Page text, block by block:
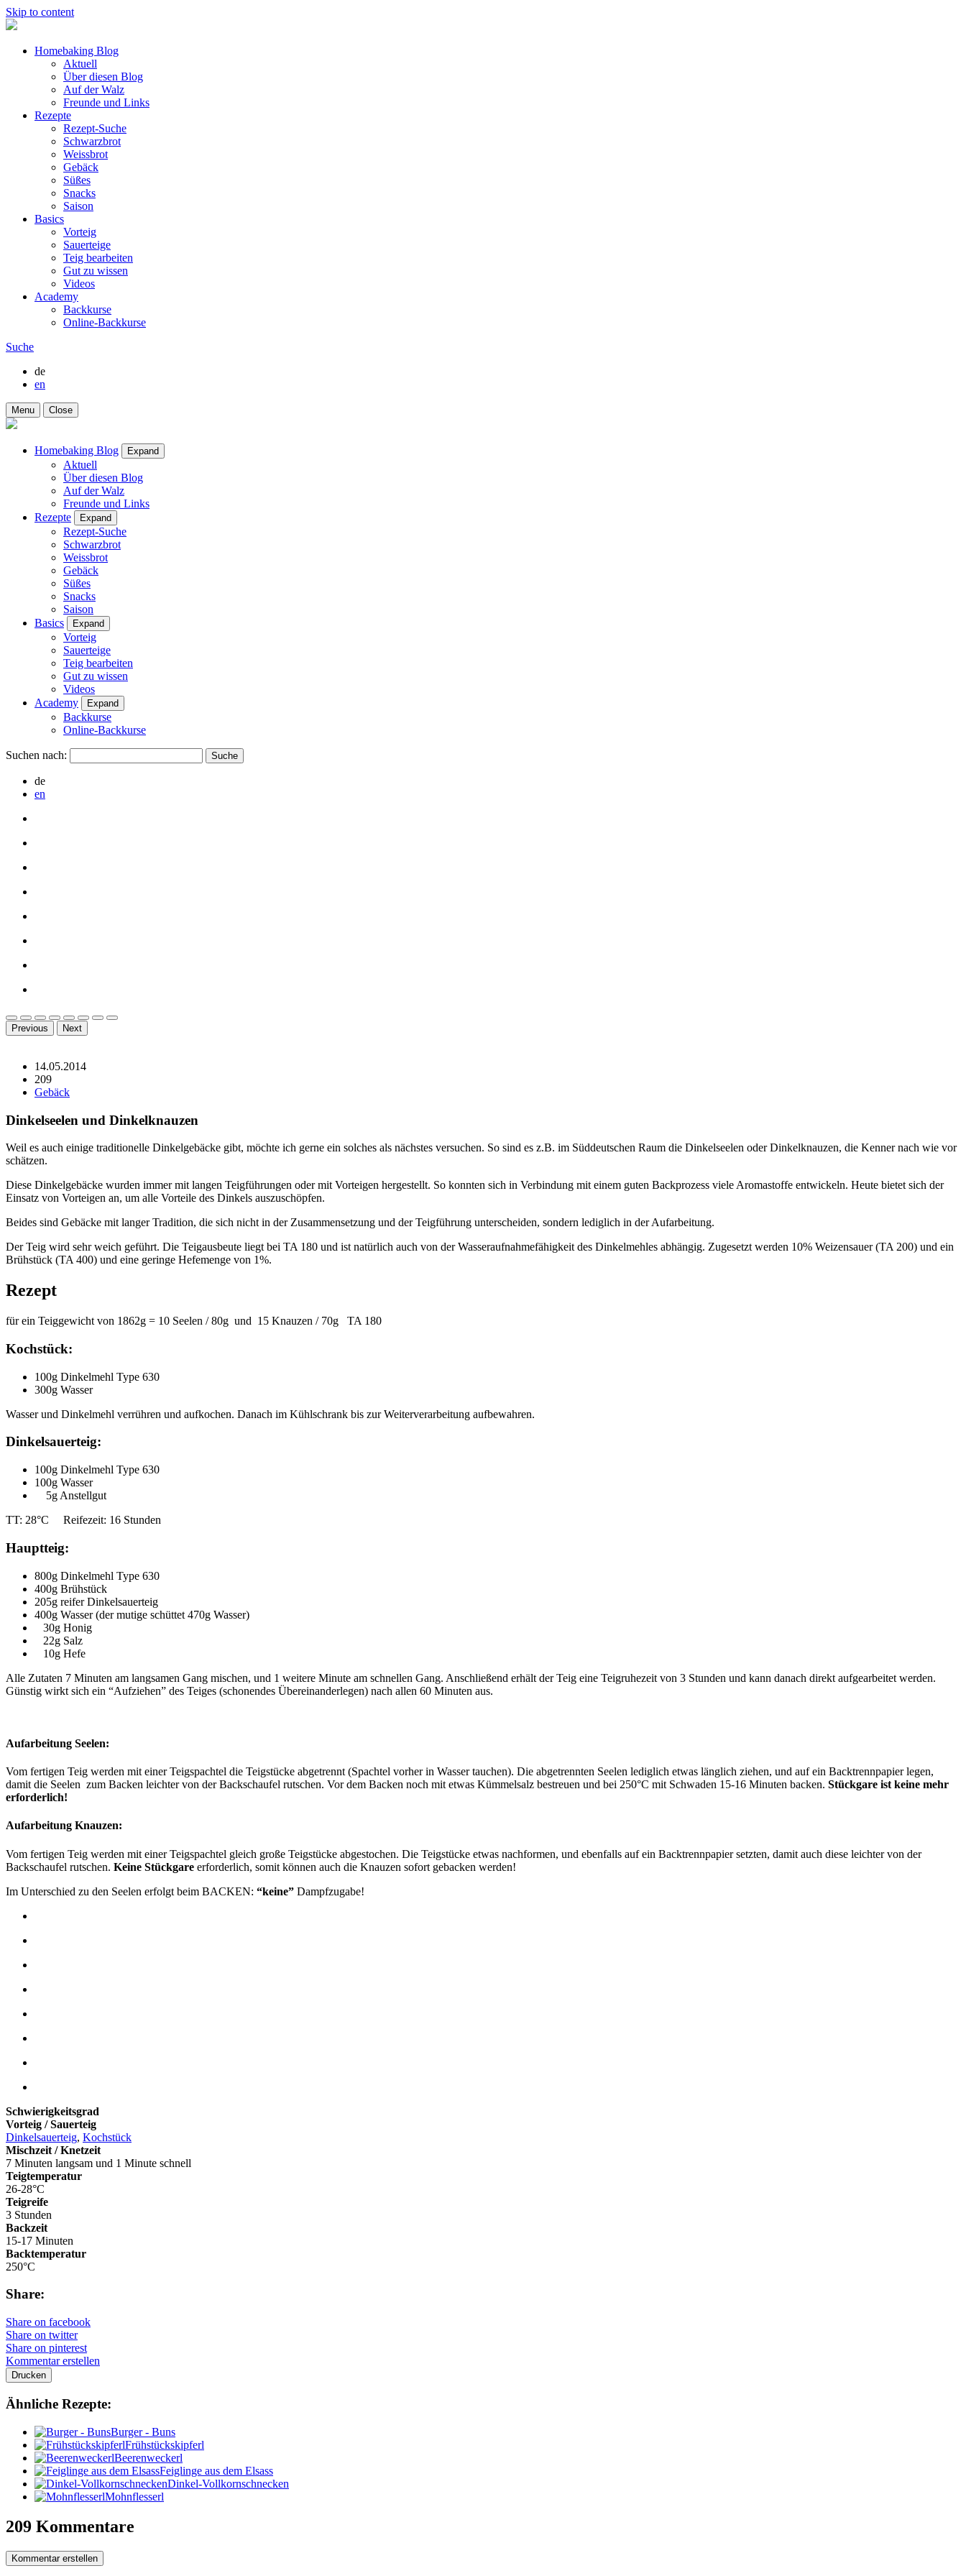
Skip to content
Homebaking Blog
Aktuell
Über diesen Blog
Auf der Walz
Freunde und Links
Rezepte
Rezept-Suche
Schwarzbrot
Weissbrot
Gebäck
Süßes
Snacks
Saison
Basics
Vorteig
Sauerteige
Teig bearbeiten
Gut zu wissen
Videos
Academy
Backkurse
Online-Backkurse
Suche
de
en
Menu Close
Homebaking Blog Expand
Aktuell
Über diesen Blog
Auf der Walz
Freunde und Links
Rezepte
Expand
Rezept-Suche
Schwarzbrot
Weissbrot
Gebäck
Süßes
Snacks
Saison
Basics
Expand
Vorteig
Sauerteige
Teig bearbeiten
Gut zu wissen
Videos
Academy
Expand
Backkurse
Online-Backkurse
Suchen nach:
de
en
Previous Next
14.05.2014
209
Gebäck
Dinkelseelen und Dinkelknauzen
Weil es auch einige traditionelle Dinkelgebäcke gibt, möchte ich gerne ein solches als nächstes versuchen. So sind es z.B. im Süddeutschen Raum die Dinkelseelen oder Dinkelknauzen, die Kenner nach wie vor
schätzen.
Diese Dinkelgebäcke wurden immer mit langen Teigführungen oder mit Vorteigen hergestellt. So konnten sich in Verbindung mit einem guten Backprozess viele Aromastoffe entwickeln. Heute bietet sich der
Einsatz von Vorteigen an, um alle Vorteile des Dinkels auszuschöpfen.
Beides sind Gebäcke mit langer Tradition, die sich nicht in der Zusammensetzung und der Teigführung unterscheiden, sondern lediglich in der Aufarbeitung.
Der Teig wird sehr weich geführt. Die Teigausbeute liegt bei TA 180 und ist natürlich auch von der Wasseraufnahmefähigkeit des Dinkelmehles abhängig. Zugesetzt werden 10% Weizensauer (TA 200) und ein
Brühstück (TA 400) und eine geringe Hefemenge von 1%.
Rezept
für ein Teiggewicht von 1862g = 10 Seelen / 80g und 15 Knauzen / 70g TA 180
Kochstück:
100g Dinkelmehl Type 630
300g Wasser
Wasser und Dinkelmehl verrühren und aufkochen. Danach im Kühlschrank bis zur Weiterverarbeitung aufbewahren.
Dinkelsauerteig:
100g Dinkelmehl Type 630
100g Wasser
5g Anstellgut
TT: 28°C Reifezeit: 16 Stunden
Hauptteig:
800g Dinkelmehl Type 630
400g Brühstück
205g reifer Dinkelsauerteig
400g Wasser (der mutige schüttet 470g Wasser)
30g Honig
22g Salz
10g Hefe
Alle Zutaten 7 Minuten am langsamen Gang mischen, und 1 weitere Minute am schnellen Gang. Anschließend erhält der Teig eine Teigruhezeit von 3 Stunden und kann danach direkt aufgearbeitet werden.
Günstig wirkt sich ein “Aufziehen” des Teiges (schonendes Übereinanderlegen) nach allen 60 Minuten aus.
Aufarbeitung Seelen:
Vom fertigen Teig werden mit einer Teigspachtel die Teigstücke abgetrennt (Spachtel vorher in Wasser tauchen). Die abgetrennten Seelen lediglich etwas länglich ziehen, und auf ein Backtrennpapier legen,
damit die Seelen zum Backen leichter von der Backschaufel rutschen. Vor dem Backen noch mit etwas Kümmelsalz bestreuen und bei 250°C mit Schwaden 15-16 Minuten backen. Stückgare ist keine mehr
erforderlich!
Aufarbeitung Knauzen:
Vom fertigen Teig werden mit einer Teigspachtel gleich große Teigstücke abgestochen. Die Teigstücke etwas nachformen, und ebenfalls auf ein Backtrennpapier setzten, damit auch diese leichter von der
Backschaufel rutschen. Keine Stückgare erforderlich, somit können auch die Knauzen sofort gebacken werden!
Im Unterschied zu den Seelen erfolgt beim BACKEN: “keine” Dampfzugabe!
Schwierigkeitsgrad
Vorteig / Sauerteig
Dinkelsauerteig, Kochstück
Mischzeit / Knetzeit
7 Minuten langsam und 1 Minute schnell
Teigtemperatur
26-28°C
Teigreife
3 Stunden
Backzeit
15-17 Minuten
Backtemperatur
250°C
Share:
Share on facebook
Share on twitter
Share on pinterest
Kommentar erstellen
Drucken
Ähnliche Rezepte:
Burger - Buns
Frühstückskipferl
Beerenweckerl
Feiglinge aus dem Elsass
Dinkel-Vollkornschnecken
Mohnflesserl
209 Kommentare
Kommentar erstellen